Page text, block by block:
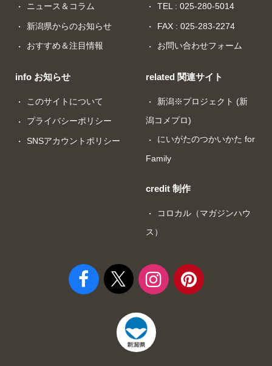
ニュース＆コラム
新潟県からのお知らせ
おすすめ＆注目情報
info お知らせ
このサイトについて
プライバシーポリシー
SNSアカウントポリシー
TEL : 025-280-5014
FAX : 025-283-2274
お問い合わせフォーム
related 関連サイト
新潟※プロジェクト (新
潟コメプロ)
にいがたのつかいかた for
Family
credit 制作
コロカル（マガジンハウ
ス）